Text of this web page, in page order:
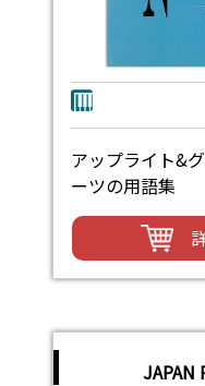
アップライト&
ーツの用語集
JAPAN